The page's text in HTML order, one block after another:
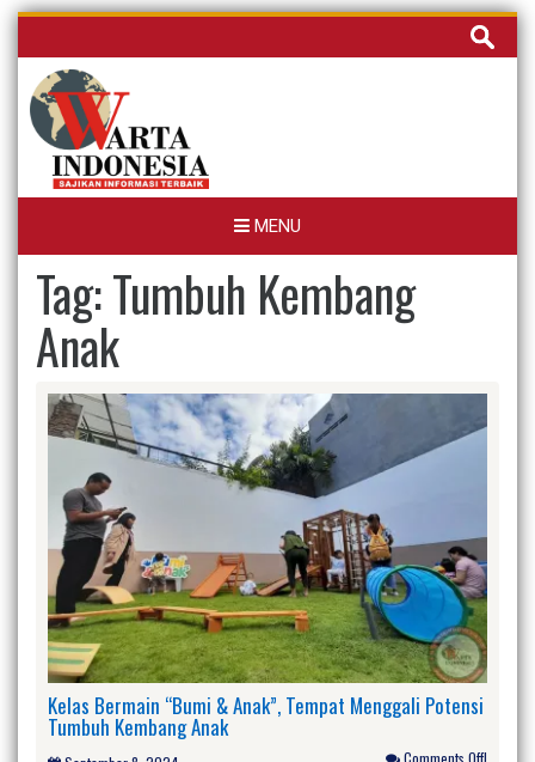
Skip
content
Cari
untuk:
MENU
Tag:Tumbuh Kembang
Anak
Kelas Bermain “Bumi & Anak”, Tempat Menggali Potensi
Tumbuh Kembang Anak
Comments Off!